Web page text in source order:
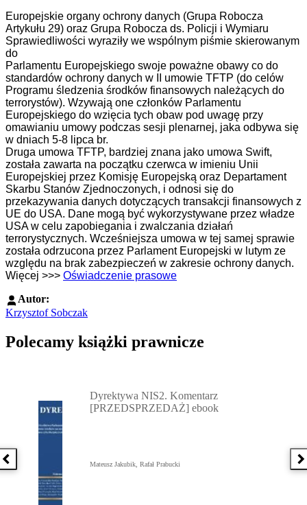
Europejskie organy ochrony danych (Grupa Robocza
Artykułu 29) oraz Grupa Robocza ds. Policji i Wymiaru
Sprawiedliwości wyraziły we wspólnym piśmie skierowanym
do
Parlamentu Europejskiego swoje poważne obawy co do
standardów ochrony danych w II umowie TFTP (do celów
Programu śledzenia środków finansowych należących do
terrorystów). Wzywają one członków Parlamentu
Europejskiego do wzięcia tych obaw pod uwagę przy
omawianiu umowy podczas sesji plenarnej, jaka odbywa się
w dniach 5-8 lipca br.
Druga umowa TFTP, bardziej znana jako umowa Swift,
została zawarta na początku czerwca w imieniu Unii
Europejskiej przez Komisję Europejską oraz Departament
Skarbu Stanów Zjednoczonych, i odnosi się do
przekazywania danych dotyczących transakcji finansowych z
UE do USA. Dane mogą być wykorzystywane przez władze
USA w celu zapobiegania i zwalczania działań
terrorystycznych. Wcześniejsza umowa w tej samej sprawie
została odrzucona przez Parlament Europejski w lutym ze
względu na brak zabezpieczeń w zakresie ochrony danych.
Więcej >>> Oświadczenie prasowe
Autor:
Krzysztof Sobczak
Polecamy książki prawnicze
Poprzednia książka
Dyrektywa NIS2. Komentarz
[PRZEDSPRZEDAŻ] ebook
Mateusz Jakubik, Rafał Prabucki